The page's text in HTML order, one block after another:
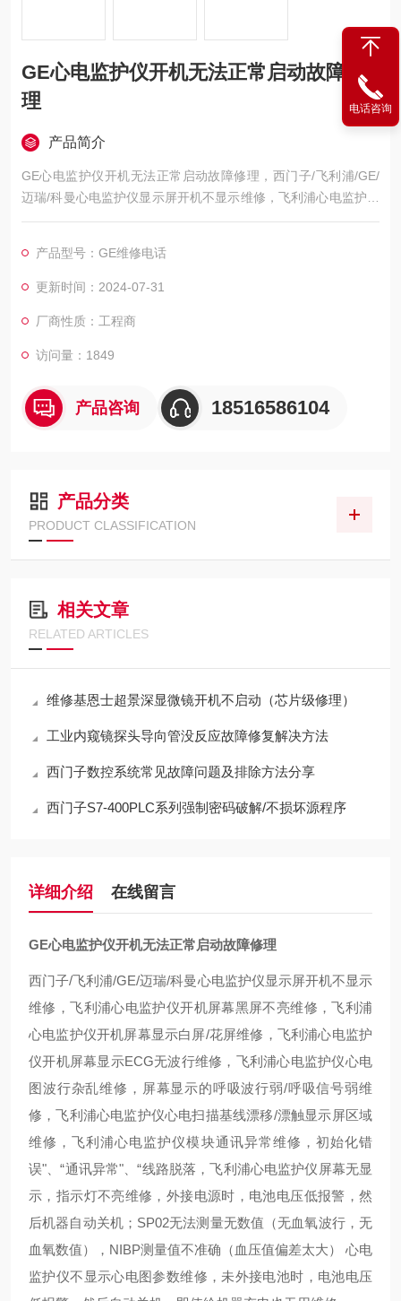
GE心电监护仪开机无法正常启动故障修
理
产品简介
GE心电监护仪开机无法正常启动故障修理，西门子/飞利浦/GE/
迈瑞/科曼心电监护仪显示屏开机不显示维修，飞利浦心电监护仪
开机屏幕黑屏不亮维修，飞利浦心电监护仪开机屏幕显示白屏/花
浦心电监护仪心电图波行杂乱维修，屏幕显示的呼吸波行弱/呼吸
信号弱维修，飞利浦心电监护仪心电扫描基线漂移/漂触显示屏区
产品型号：GE维修电话
更新时间：2024-07-31
厂商性质：工程商
访问量：1849
产品咨询 18516586104
产品分类
PRODUCT CLASSIFICATION
相关文章
RELATED ARTICLES
维修基恩士超景深显微镜开机不启动（芯片级修理）
工业内窥镜探头导向管没反应故障修复解决方法
西门子数控系统常见故障问题及排除方法分享
西门子S7-400PLC系列强制密码破解/不损坏源程序
详细介绍 在线留言
GE心电监护仪开机无法正常启动故障修理
西门子/飞利浦/GE/迈瑞/科曼心电监护仪显示屏开机不显示
维修，飞利浦心电监护仪开机屏幕黑屏不亮维修，飞利浦
心电监护仪开机屏幕显示白屏/花屏维修，飞利浦心电监护
仪开机屏幕显示ECG无波行维修，飞利浦心电监护仪心电
图波行杂乱维修，屏幕显示的呼吸波行弱/呼吸信号弱维
修，飞利浦心电监护仪心电扫描基线漂移/漂触显示屏区域
维修，飞利浦心电监护仪模块通讯异常维修，初始化错
误"、“通讯异常"、“线路脱落，飞利浦心电监护仪屏幕无显
示，指示灯不亮维修，外接电源时，电池电压低报警，然
后机器自动关机；SP02无法测量无数值（无血氧波行，无
血氧数值），NIBP测量值不准确（血压值偏差太大） 心电
监护仪不显示心电图参数维修，未外接电池时，电池电压
电话咨询